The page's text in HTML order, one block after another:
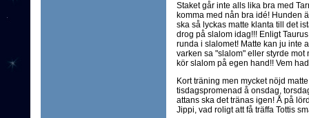
Staket går inte alls lika bra med
komma med nån bra idé! Hunden
ska så lyckas matte klanta till det
drog på slalom idag!!! Enligt
runda i slalomet! Matte kan ju inte
varken sa "slalom" eller styrde mot
kör slalom på egen hand!! Vem
Kort träning men mycket nöjd
tisdagspromenad å onsdag,
attans ska det tränas igen! Å på
Jippi, vad roligt att få träffa Tottis